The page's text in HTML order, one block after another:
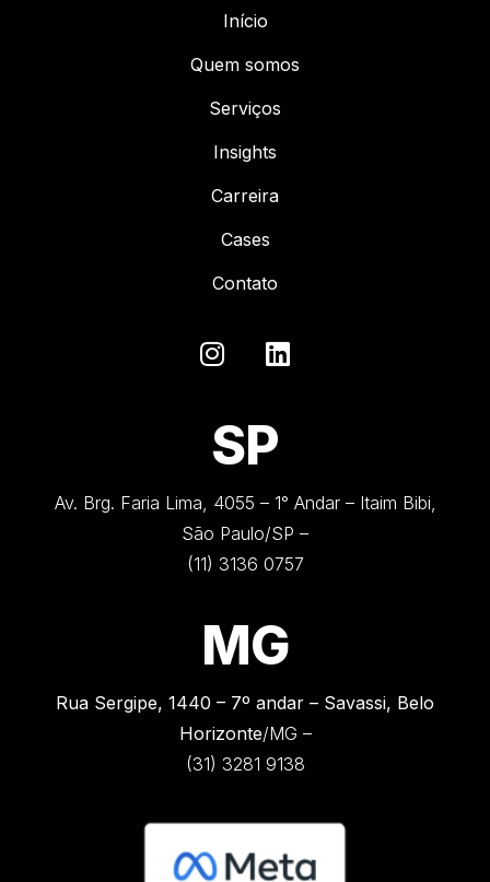
Início
Quem somos
Serviços
Insights
Carreira
Cases
Contato
SP
Av. Brg. Faria Lima, 4055 – 1° Andar – Itaim Bibi,
São Paulo/SP –
(11) 3136 0757
MG
Rua Sergipe, 1440 – 7º andar – Savassi, Belo
Horizonte/MG –
(31) 3281 9138